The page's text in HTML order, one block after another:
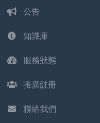
公告
知識庫
服務狀態
推廣註冊
聯絡我們